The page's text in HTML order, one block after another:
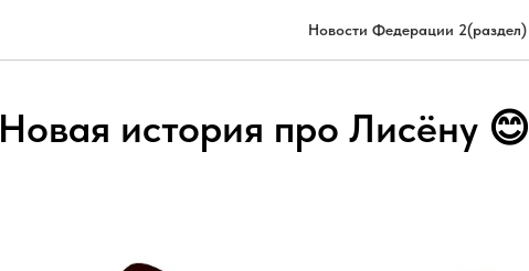
Новости Федерации 2(раздел)
Новая история про Лисёну 😊